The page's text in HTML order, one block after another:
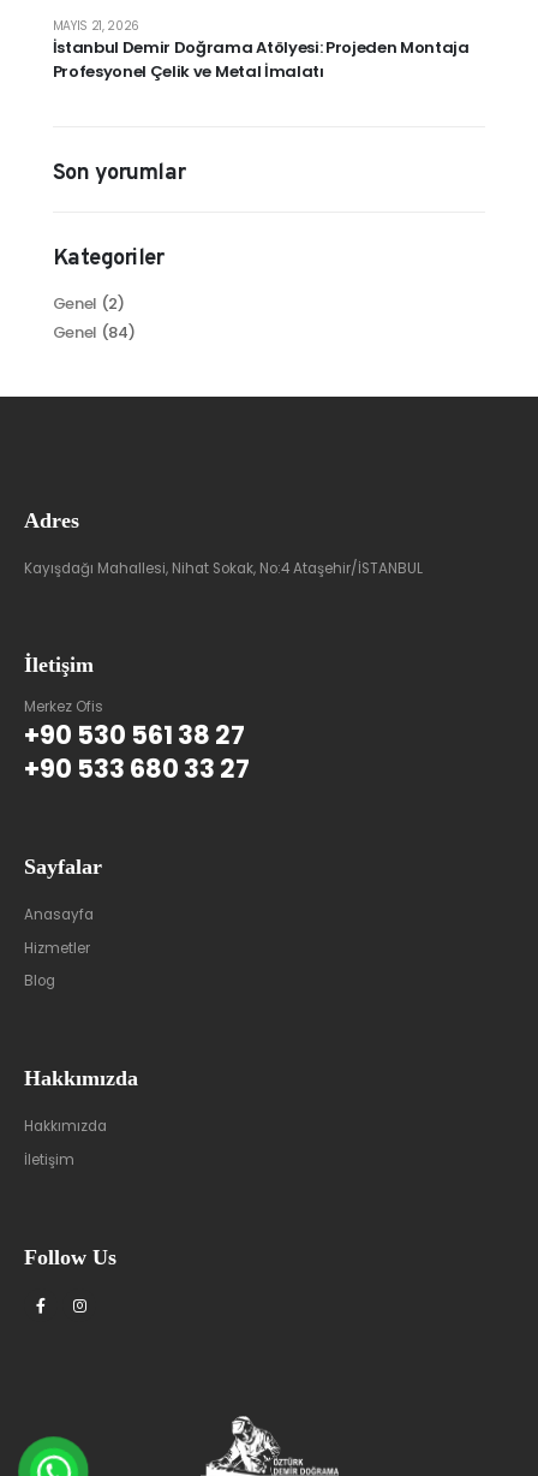
İstanbul Demir Doğrama Atölyesi: Projeden Montaja
Profesyonel Çelik ve Metal İmalatı
MAYIS 21, 2026
Son yorumlar
Kategoriler
Genel (2)
Genel (84)
Adres
Kayışdağı Mahallesi, Nihat Sokak, No:4 Ataşehir/İSTANBUL
İletişim
Merkez Ofis
+90 530 561 38 27
+90 533 680 33 27
Sayfalar
Anasayfa
Hizmetler
Blog
Hakkımızda
Hakkımızda
İletişim
Follow Us